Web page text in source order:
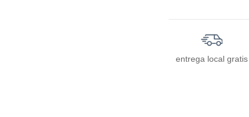
entrega local gratis